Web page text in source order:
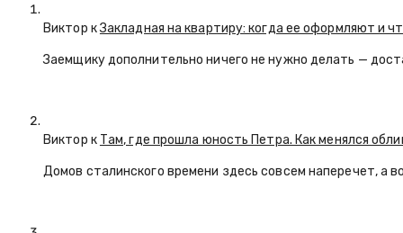
Виктор кЗакладная на квартиру: когда ее оформляют и
Заемщику дополнительно ничего не нужно делать —
Виктор к Там, где прошла юность Петра. Как менялся
Домов сталинского времени здесь совсем наперечет, а